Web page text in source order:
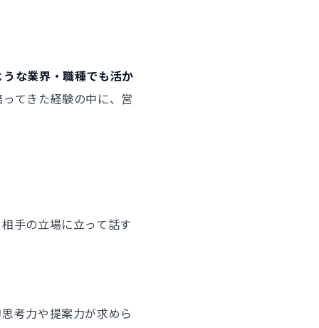
な業界・職種でも活か
てきた経験の中に、営
手の立場に立って話す
考力や提案力が求めら